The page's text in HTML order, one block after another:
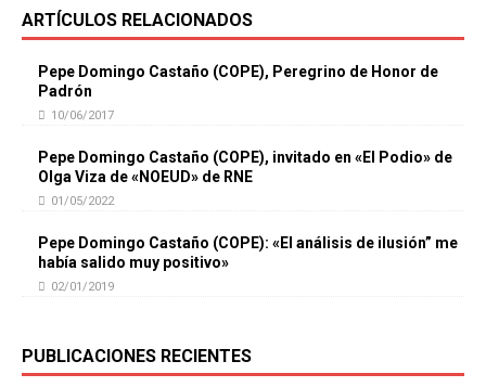
ARTÍCULOS RELACIONADOS
Pepe Domingo Castaño (COPE), Peregrino de Honor de
Padrón
10/06/2017
Pepe Domingo Castaño (COPE), invitado en «El Podio» de
Olga Viza de «NOEUD» de RNE
01/05/2022
Pepe Domingo Castaño (COPE): «El análisis de ilusión” me
había salido muy positivo»
02/01/2019
PUBLICACIONES RECIENTES